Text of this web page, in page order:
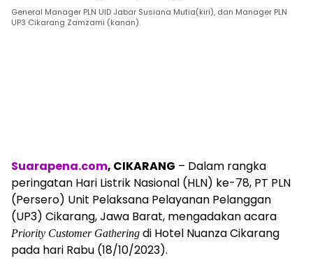
General Manager PLN UID Jabar Susiana Mutia(kiri), dan Manager PLN
UP3 Cikarang Zamzami (kanan).
Suarapena.com, CIKARANG – Dalam rangka
peringatan Hari Listrik Nasional (HLN) ke-78, PT PLN
(Persero) Unit Pelaksana Pelayanan Pelanggan
(UP3) Cikarang, Jawa Barat, mengadakan acara
Priority Customer Gathering di Hotel Nuanza Cikarang
pada hari Rabu (18/10/2023).